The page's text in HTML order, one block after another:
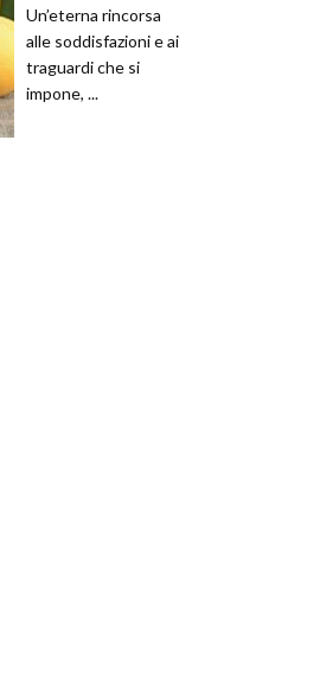
Un’eterna rincorsa
alle soddisfazioni e ai
traguardi che si
impone, ...